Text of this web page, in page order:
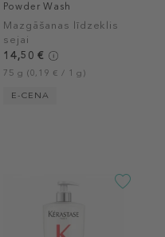
Powder Wash
Mazgāšanas līdzeklis
sejai
14,50 €
75 g (0,19 € / 1 g)
E-CENA